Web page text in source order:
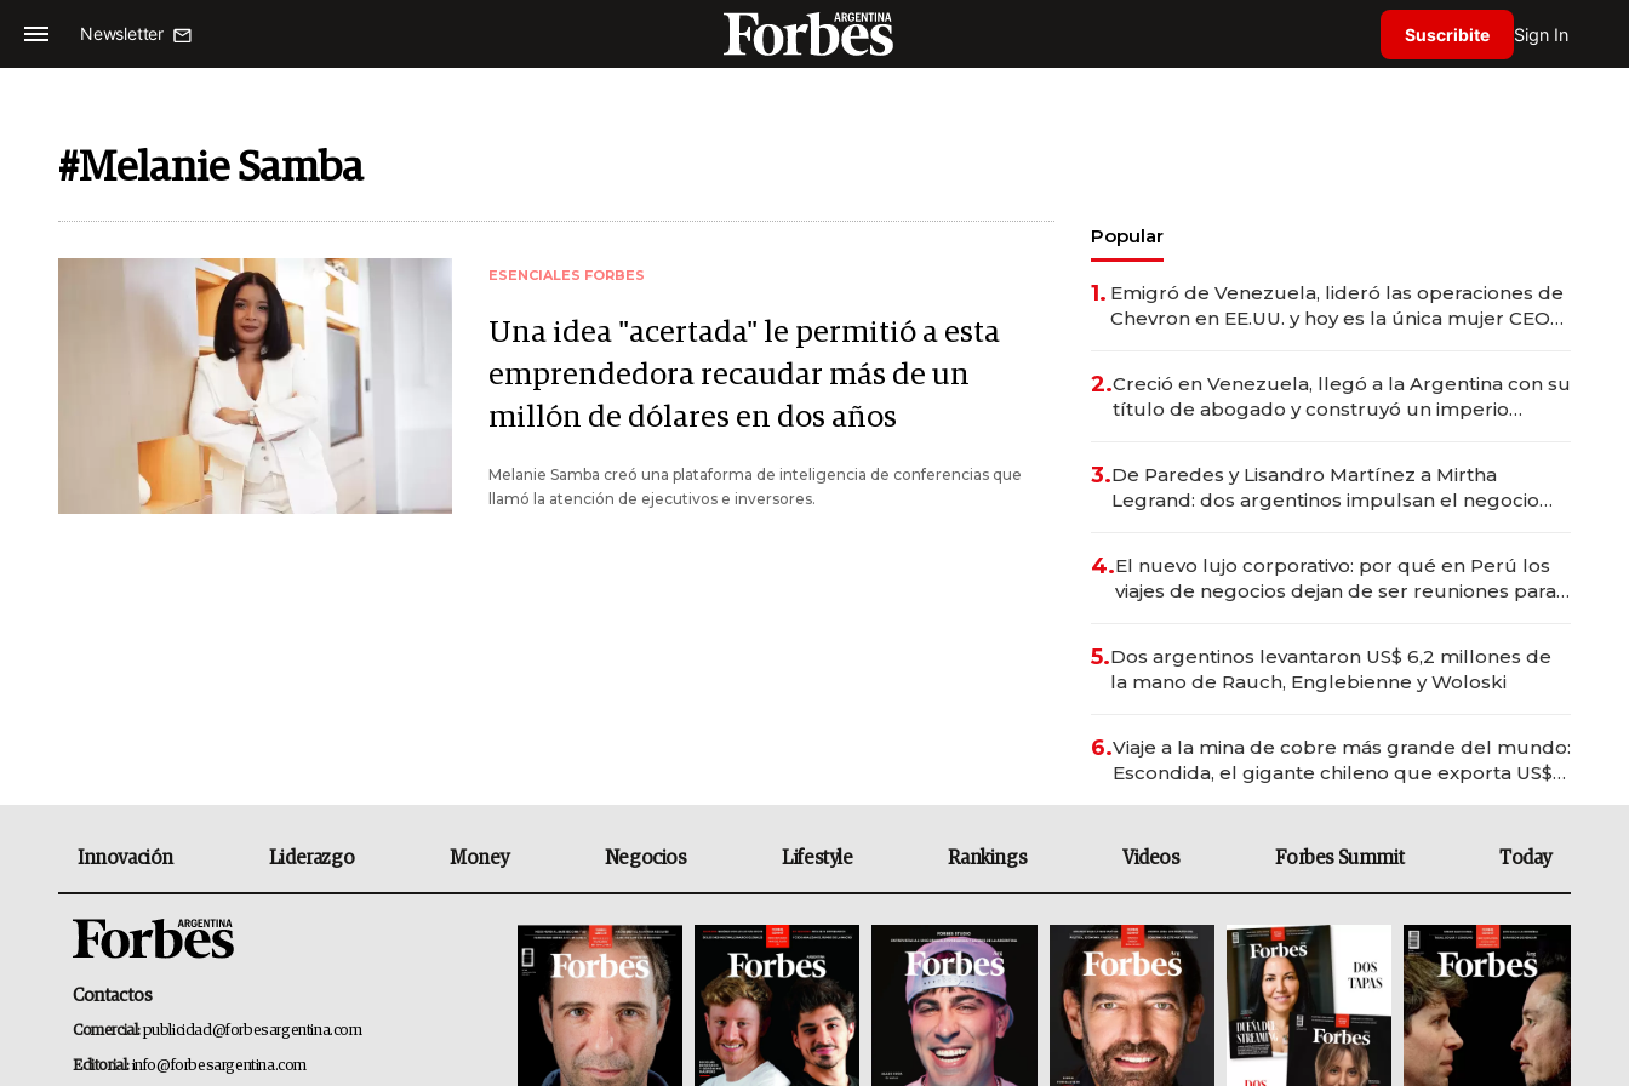
Newsletter Suscribite Sign In
#Melanie Samba
ESENCIALES FORBES
Una idea "acertada" le permitió a esta
emprendedora recaudar más de un
millón de dólares en dos años
Melanie Samba creó una plataforma de inteligencia de conferencias que
llamó la atención de ejecutivos e inversores.
Popular
1. Emigró de Venezuela, lideró las operaciones de
Chevron en EE.UU. y hoy es la única mujer CEO
2.Creció en Venezuela, llegó a la Argentina con su
título de abogado y construyó un imperio
3.De Paredes y Lisandro Martínez a Mirtha
Legrand: dos argentinos impulsan el negocio
4.El nuevo lujo corporativo: por qué en Perú los
viajes de negocios dejan de ser reuniones para
5.Dos argentinos levantaron US$ 6,2 millones de
la mano de Rauch, Englebienne y Woloski
6.Viaje a la mina de cobre más grande del mundo:
Escondida, el gigante chileno que exporta US$
Innovación Liderazgo Money Negocios Lifestyle Rankings Videos Forbes Summit Today
Contactos
Comercial:publicidad@forbesargentina.com
Editorial:info@forbesargentina.com